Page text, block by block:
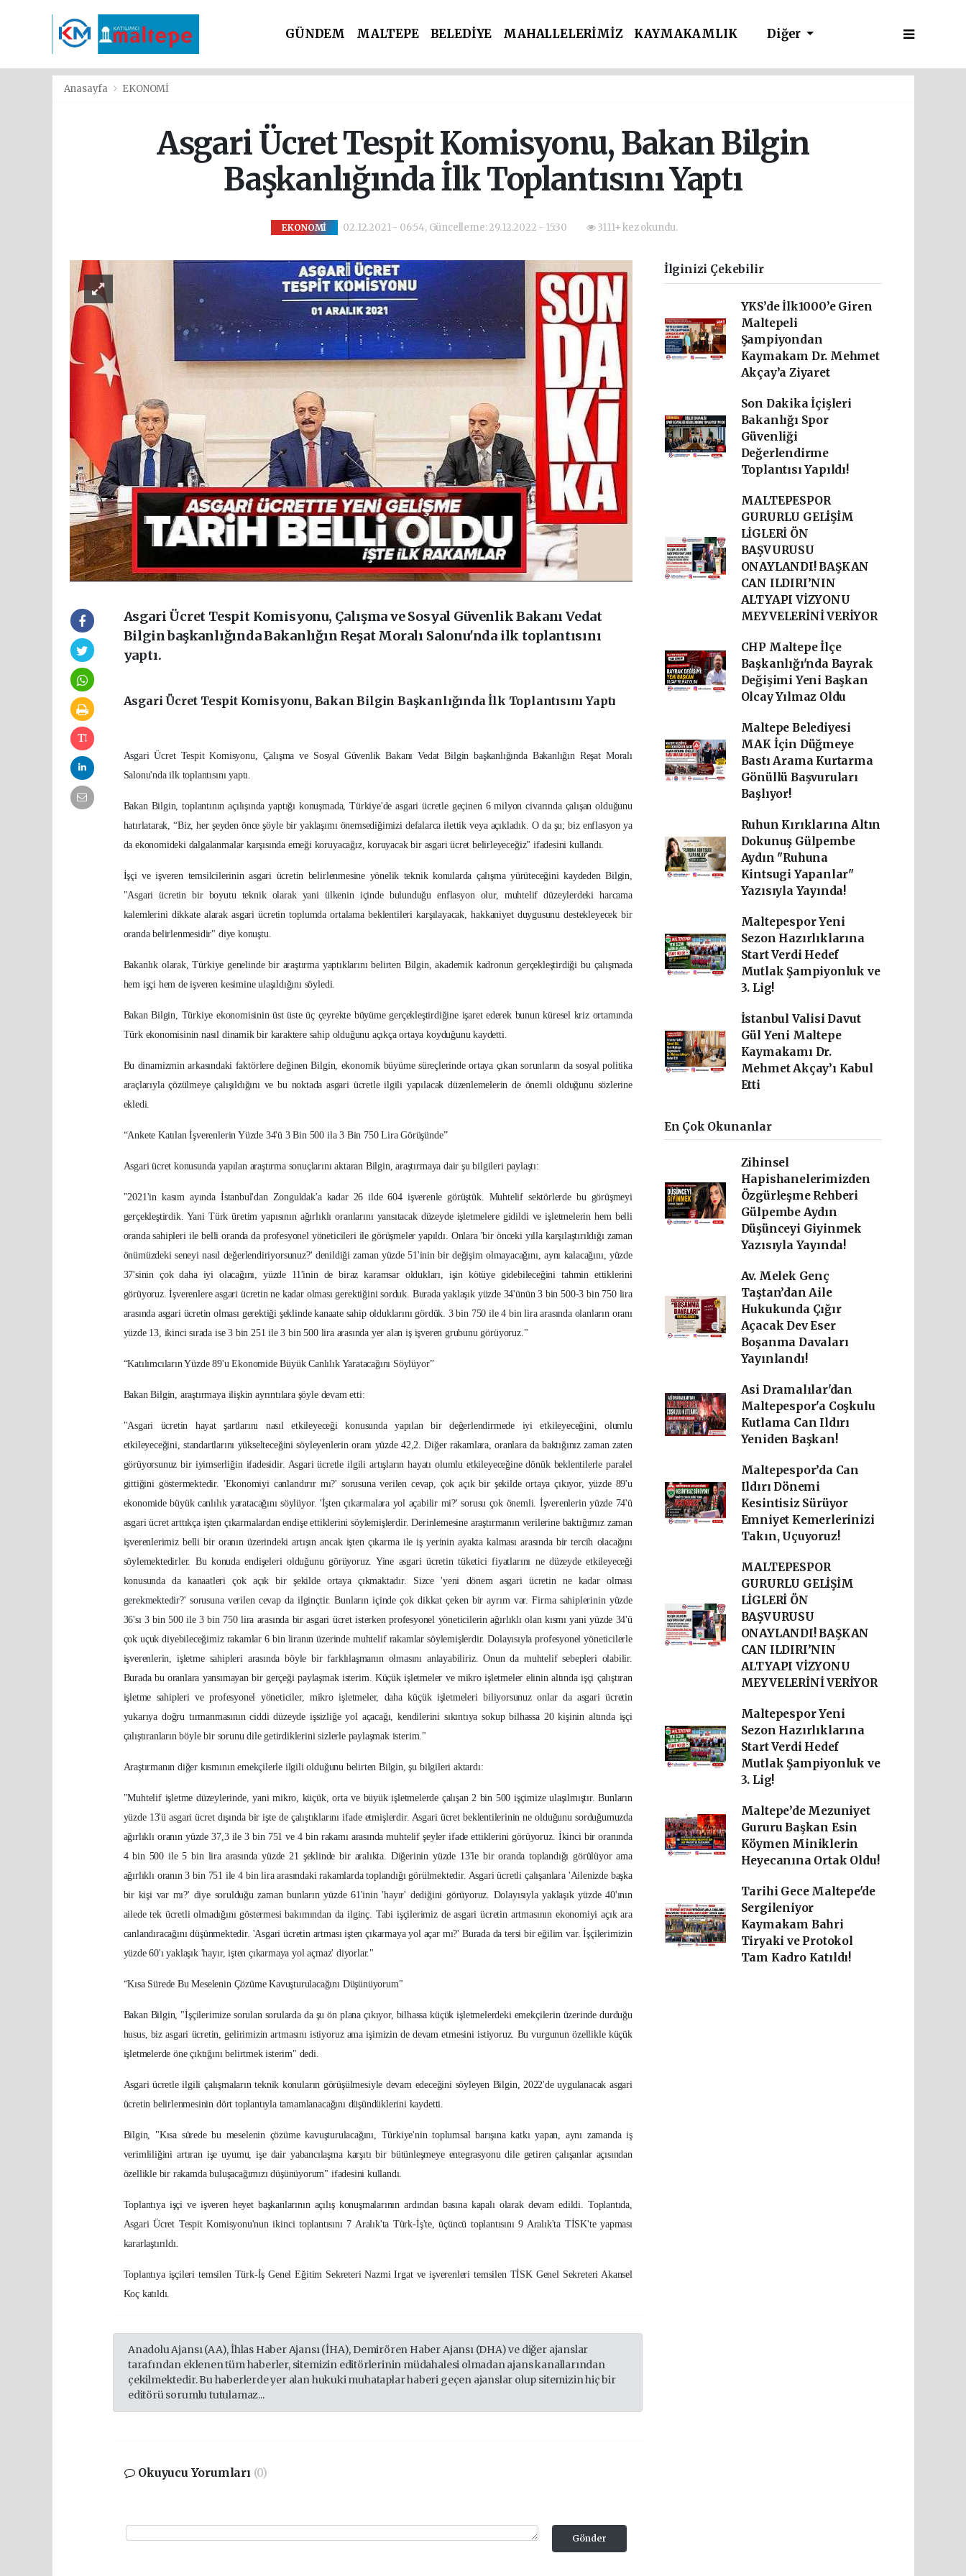
GÜNDEM MALTEPE BELEDİYE MAHALLELERİMİZ
KAYMAKAMLIK
Diğer
Anasayfa EKONOMİ
Asgari Ücret Tespit Komisyonu, Bakan Bilgin
Başkanlığında İlk Toplantısını Yaptı
EKONOMİ 02.12.2021 - 06:54, Güncelleme: 29.12.2022 - 15:30 3111+ kez okundu.
Asgari Ücret Tespit Komisyonu, Çalışma ve Sosyal Güvenlik Bakanı Vedat
Bilgin başkanlığında Bakanlığın Reşat Moralı Salonu'nda ilk toplantısını
yaptı.
Asgari Ücret Tespit Komisyonu, Bakan Bilgin Başkanlığında İlk Toplantısını Yaptı
Asgari Ücret Tespit Komisyonu, Çalışma ve Sosyal Güvenlik Bakanı Vedat Bilgin başkanlığında Bakanlığın Reşat Moralı
Salonu'nda ilk toplantısını yaptı.
Bakan Bilgin, toplantının açılışında yaptığı konuşmada, Türkiye'de asgari ücretle geçinen 6 milyon civarında çalışan olduğunu
hatırlatarak, “Biz, her şeyden önce şöyle bir yaklaşımı önemsediğimizi defalarca ilettik veya açıkladık. O da şu; biz enflasyon ya
da ekonomideki dalgalanmalar karşısında emeği koruyacağız, koruyacak bir asgari ücret belirleyeceğiz" ifadesini kullandı.
İşçi ve işveren temsilcilerinin asgari ücretin belirlenmesine yönelik teknik konularda çalışma yürüteceğini kaydeden Bilgin,
"Asgari ücretin bir boyutu teknik olarak yani ülkenin içinde bulunduğu enflasyon olur, muhtelif düzeylerdeki harcama
kalemlerini dikkate alarak asgari ücretin toplumda ortalama beklentileri karşılayacak, hakkaniyet duygusunu destekleyecek bir
oranda belirlenmesidir" diye konuştu.
Bakanlık olarak, Türkiye genelinde bir araştırma yaptıklarını belirten Bilgin, akademik kadronun gerçekleştirdiği bu çalışmada
hem işçi hem de işveren kesimine ulaşıldığını söyledi.
Bakan Bilgin, Türkiye ekonomisinin üst üste üç çeyrekte büyüme gerçekleştirdiğine işaret ederek bunun küresel kriz ortamında
Türk ekonomisinin nasıl dinamik bir karaktere sahip olduğunu açıkça ortaya koyduğunu kaydetti.
Bu dinamizmin arkasındaki faktörlere değinen Bilgin, ekonomik büyüme süreçlerinde ortaya çıkan sorunların da sosyal politika
araçlarıyla çözülmeye çalışıldığını ve bu noktada asgari ücretle ilgili yapılacak düzenlemelerin de önemli olduğunu sözlerine
ekledi.
“Ankete Katılan İşverenlerin Yüzde 34'ü 3 Bin 500 ila 3 Bin 750 Lira Görüşünde”
Asgari ücret konusunda yapılan araştırma sonuçlarını aktaran Bilgin, araştırmaya dair şu bilgileri paylaştı:
"2021'in kasım ayında İstanbul'dan Zonguldak'a kadar 26 ilde 604 işverenle görüştük. Muhtelif sektörlerde bu görüşmeyi
gerçekleştirdik. Yani Türk üretim yapısının ağırlıklı oranlarını yansıtacak düzeyde işletmelere gidildi ve işletmelerin hem belli
oranda sahipleri ile belli oranda da profesyonel yöneticileri ile görüşmeler yapıldı. Onlara 'bir önceki yılla karşılaştırıldığı zaman
önümüzdeki seneyi nasıl değerlendiriyorsunuz?' denildiği zaman yüzde 51'inin bir değişim olmayacağını, aynı kalacağını, yüzde
37'sinin çok daha iyi olacağını, yüzde 11'inin de biraz karamsar oldukları, işin kötüye gidebileceğini tahmin ettiklerini
görüyoruz. İşverenlere asgari ücretin ne kadar olması gerektiğini sorduk. Burada yaklaşık yüzde 34'ünün 3 bin 500-3 bin 750 lira
arasında asgari ücretin olması gerektiği şeklinde kanaate sahip olduklarını gördük. 3 bin 750 ile 4 bin lira arasında olanların oranı
yüzde 13, ikinci sırada ise 3 bin 251 ile 3 bin 500 lira arasında yer alan iş işveren grubunu görüyoruz."
“Katılımcıların Yüzde 89'u Ekonomide Büyük Canlılık Yaratacağını Söylüyor”
Bakan Bilgin, araştırmaya ilişkin ayrıntılara şöyle devam etti:
"Asgari ücretin hayat şartlarını nasıl etkileyeceği konusunda yapılan bir değerlendirmede iyi etkileyeceğini, olumlu
etkileyeceğini, standartlarını yükselteceğini söyleyenlerin oranı yüzde 42,2. Diğer rakamlara, oranlara da baktığınız zaman zaten
görüyorsunuz bir iyimserliğin ifadesidir. Asgari ücretle ilgili artışların hayatı olumlu etkileyeceğine dönük beklentilerle paralel
gittiğini göstermektedir. 'Ekonomiyi canlandırır mı?' sorusuna verilen cevap, çok açık bir şekilde ortaya çıkıyor, yüzde 89'u
ekonomide büyük canlılık yaratacağını söylüyor. 'İşten çıkarmalara yol açabilir mi?' sorusu çok önemli. İşverenlerin yüzde 74'ü
asgari ücret arttıkça işten çıkarmalardan endişe ettiklerini söylemişlerdir. Derinlemesine araştırmanın verilerine baktığımız zaman
işverenlerimiz belli bir oranın üzerindeki artışın ancak işten çıkarma ile iş yerinin ayakta kalması arasında bir tercih olacağını
söylemektedirler. Bu konuda endişeleri olduğunu görüyoruz. Yine asgari ücretin tüketici fiyatlarını ne düzeyde etkileyeceği
konusunda da kanaatleri çok açık bir şekilde ortaya çıkmaktadır. Sizce 'yeni dönem asgari ücretin ne kadar olması
gerekmektedir?' sorusuna verilen cevap da ilginçtir. Bunların içinde çok dikkat çeken bir ayrım var. Firma sahiplerinin yüzde
36'sı 3 bin 500 ile 3 bin 750 lira arasında bir asgari ücret isterken profesyonel yöneticilerin ağırlıklı olan kısmı yani yüzde 34'ü
çok uçuk diyebileceğimiz rakamlar 6 bin liranın üzerinde muhtelif rakamlar söylemişlerdir. Dolayısıyla profesyonel yöneticilerle
işverenlerin, işletme sahipleri arasında böyle bir farklılaşmanın olmasını anlayabiliriz. Onun da muhtelif sebepleri olabilir.
Burada bu oranlara yansımayan bir gerçeği paylaşmak isterim. Küçük işletmeler ve mikro işletmeler elinin altında işçi çalıştıran
işletme sahipleri ve profesyonel yöneticiler, mikro işletmeler, daha küçük işletmeleri biliyorsunuz onlar da asgari ücretin
yukarıya doğru tırmanmasının ciddi düzeyde işsizliğe yol açacağı, kendilerini sıkıntıya sokup bilhassa 20 kişinin altında işçi
çalıştıranların böyle bir sorunu dile getirdiklerini sizlerle paylaşmak isterim."
Araştırmanın diğer kısmının emekçilerle ilgili olduğunu belirten Bilgin, şu bilgileri aktardı:
"Muhtelif işletme düzeylerinde, yani mikro, küçük, orta ve büyük işletmelerde çalışan 2 bin 500 işçimize ulaşılmıştır. Bunların
yüzde 13'ü asgari ücret dışında bir işte de çalıştıklarını ifade etmişlerdir. Asgari ücret beklentilerinin ne olduğunu sorduğumuzda
ağırlıklı oranın yüzde 37,3 ile 3 bin 751 ve 4 bin rakamı arasında muhtelif şeyler ifade ettiklerini görüyoruz. İkinci bir oranında
4 bin 500 ile 5 bin lira arasında yüzde 21 şeklinde bir aralıkta. Diğerinin yüzde 13'le bir oranda toplandığı görülüyor ama
ağırlıklı oranın 3 bin 751 ile 4 bin lira arasındaki rakamlarda toplandığı görülmektedir. Asgari ücretli çalışanlara 'Ailenizde başka
bir kişi var mı?' diye sorulduğu zaman bunların yüzde 61'inin 'hayır' dediğini görüyoruz. Dolayısıyla yaklaşık yüzde 40'ının
ailede tek ücretli olmadığını göstermesi bakımından da ilginç. Tabi işçilerimiz de asgari ücretin artmasının ekonomiyi açık ara
canlandıracağını düşünmektedir. 'Asgari ücretin artması işten çıkarmaya yol açar mı?' Burada da tersi bir eğilim var. İşçilerimizin
yüzde 60'ı yaklaşık 'hayır, işten çıkarmaya yol açmaz' diyorlar."
“Kısa Sürede Bu Meselenin Çözüme Kavuşturulacağını Düşünüyorum"
Bakan Bilgin, "İşçilerimize sorulan sorularda da şu ön plana çıkıyor, bilhassa küçük işletmelerdeki emekçilerin üzerinde durduğu
husus, biz asgari ücretin, gelirimizin artmasını istiyoruz ama işimizin de devam etmesini istiyoruz. Bu vurgunun özellikle küçük
işletmelerde öne çıktığını belirtmek isterim" dedi.
Asgari ücretle ilgili çalışmaların teknik konuların görüşülmesiyle devam edeceğini söyleyen Bilgin, 2022'de uygulanacak asgari
ücretin belirlenmesinin dört toplantıyla tamamlanacağını düşündüklerini kaydetti.
Bilgin, "Kısa sürede bu meselenin çözüme kavuşturulacağını, Türkiye'nin toplumsal barışına katkı yapan, aynı zamanda iş
verimliliğini artıran işe uyumu, işe dair yabancılaşma karşıtı bir bütünleşmeye entegrasyonu dile getiren çalışanlar açısından
özellikle bir rakamda buluşacağımızı düşünüyorum" ifadesini kullandı.
Toplantıya işçi ve işveren heyet başkanlarının açılış konuşmalarının ardından basına kapalı olarak devam edildi. Toplantıda,
Asgari Ücret Tespit Komisyonu'nun ikinci toplantısını 7 Aralık'ta Türk-İş'te, üçüncü toplantısını 9 Aralık'ta TİSK'te yapması
kararlaştırıldı.
Toplantıya işçileri temsilen Türk-İş Genel Eğitim Sekreteri Nazmi Irgat ve işverenleri temsilen TİSK Genel Sekreteri Akansel
Koç katıldı.
Anadolu Ajansı (AA), İhlas Haber Ajansı (İHA), Demirören Haber Ajansı (DHA) ve diğer ajanslar
tarafından eklenen tüm haberler, sitemizin editörlerinin müdahalesi olmadan ajans kanallarından
çekilmektedir. Bu haberlerde yer alan hukuki muhataplar haberi geçen ajanslar olup sitemizin hiç bir
editörü sorumlu tutulamaz...
Okuyucu Yorumları (0)
Gönder
İlginizi Çekebilir
YKS’de İlk1000’e Giren
Maltepeli
Şampiyondan
Kaymakam Dr. Mehmet
Akçay’a Ziyaret
Son Dakika İçişleri
Bakanlığı Spor
Güvenliği
Değerlendirme
Toplantısı Yapıldı!
MALTEPESPOR
GURURLU GELİŞİM
LİGLERİ ÖN
BAŞVURUSU
ONAYLANDI! BAŞKAN
CAN ILDIRI’NIN
ALTYAPI VİZYONU
MEYVELERİNİ VERİYOR
CHP Maltepe İlçe
Başkanlığı'nda Bayrak
Değişimi Yeni Başkan
Olcay Yılmaz Oldu
Maltepe Belediyesi
MAK İçin Düğmeye
Bastı Arama Kurtarma
Gönüllü Başvuruları
Başlıyor!
Ruhun Kırıklarına Altın
Dokunuş Gülpembe
Aydın "Ruhuna
Kintsugi Yapanlar"
Yazısıyla Yayında!
Maltepespor Yeni
Sezon Hazırlıklarına
Start Verdi Hedef
Mutlak Şampiyonluk ve
3. Lig!
İstanbul Valisi Davut
Gül Yeni Maltepe
Kaymakamı Dr.
Mehmet Akçay’ı Kabul
Etti
En Çok Okunanlar
Zihinsel
Hapishanelerimizden
Özgürleşme Rehberi
Gülpembe Aydın
Düşünceyi Giyinmek
Yazısıyla Yayında!
Av. Melek Genç
Taştan’dan Aile
Hukukunda Çığır
Açacak Dev Eser
Boşanma Davaları
Yayınlandı!
Asi Dramalılar'dan
Maltepespor'a Coşkulu
Kutlama Can Ildırı
Yeniden Başkan!
Maltepespor’da Can
Ildırı Dönemi
Kesintisiz Sürüyor
Emniyet Kemerlerinizi
Takın, Uçuyoruz!
MALTEPESPOR
GURURLU GELİŞİM
LİGLERİ ÖN
BAŞVURUSU
ONAYLANDI! BAŞKAN
CAN ILDIRI’NIN
ALTYAPI VİZYONU
MEYVELERİNİ VERİYOR
Maltepespor Yeni
Sezon Hazırlıklarına
Start Verdi Hedef
Mutlak Şampiyonluk ve
3. Lig!
Maltepe’de Mezuniyet
Gururu Başkan Esin
Köymen Miniklerin
Heyecanına Ortak Oldu!
Tarihi Gece Maltepe'de
Sergileniyor
Kaymakam Bahri
Tiryaki ve Protokol
Tam Kadro Katıldı!